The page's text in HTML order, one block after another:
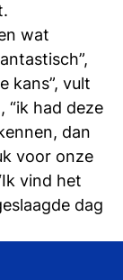
wat
kans”, vult
“ik had deze
dan
voor onze
vind het
dag